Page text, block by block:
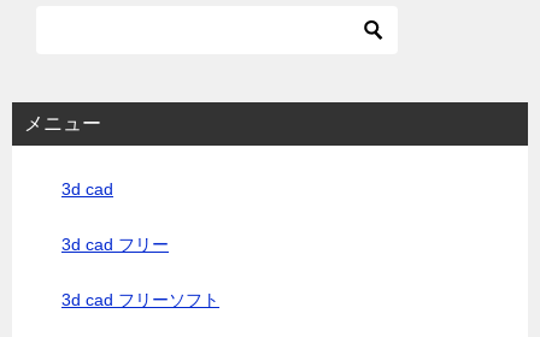
メニュー
3d cad
3d cad フリー
3d cad フリーソフト